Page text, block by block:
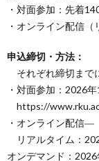
・対面参加：先着
・オンライン配信
申込締切・方法：
それぞれ締切まで
・対面参加：2026
https://
・オンライン配信―
リアルタイム：
オンデマンド：